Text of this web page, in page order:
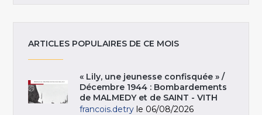
ARTICLES POPULAIRES DE CE MOIS
« Lily, une jeunesse confisquée » /
Décembre 1944 : Bombardements
de MALMEDY et de SAINT - VITH
francois.detry le 06/08/2026